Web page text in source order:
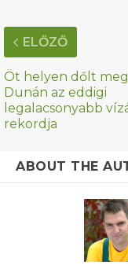
ELŐZŐ
Öt helyen dőlt
Dunán az eddigi
legalacsonyabb
rekordja
ABOUT THE